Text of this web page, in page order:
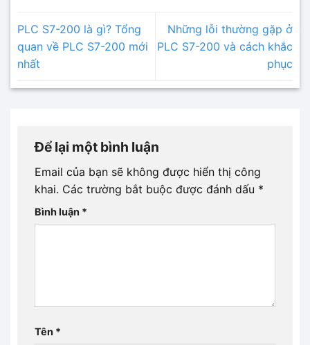
PLC S7-200 là gì? Tổng
quan về PLC S7-200 mới
nhất
Những lỗi thường gặp ở
PLC S7-200 và cách khắc
phục
Để lại một bình luận
Email của bạn sẽ không được hiển thị công
khai. Các trường bắt buộc được đánh dấu *
Bình luận *
Tên *